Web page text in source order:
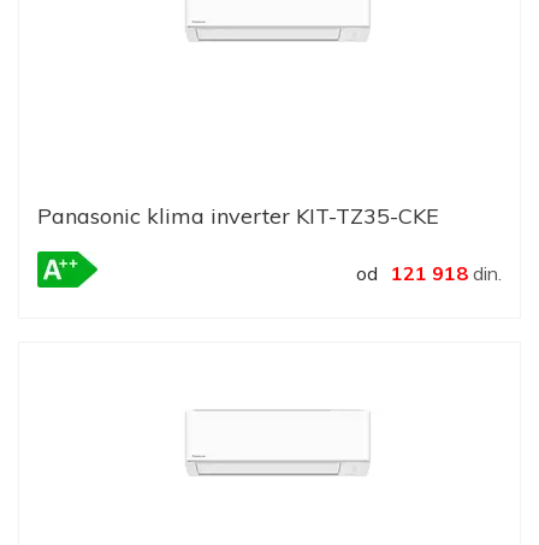
Panasonic klima inverter KIT-TZ35-CKE
od 121 918 din.